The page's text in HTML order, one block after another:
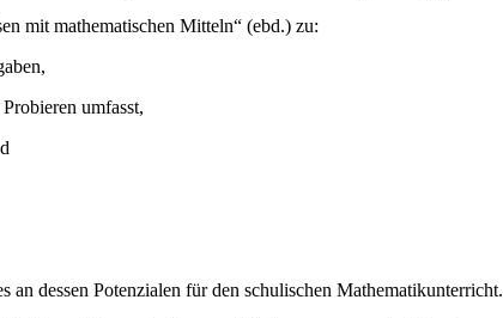
mit mathematischen Mitteln“ (ebd.) zu:
umfasst,
dessen Potenzialen für den schulischen Mathematikunterricht.